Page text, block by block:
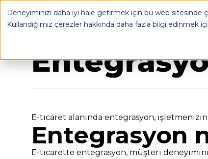
Deneyiminizi daha iyi hale getirmek için bu web sitesinde
Kullandığımız çerezler hakkında daha fazla bilgi edinmek
OPLOG
Geri Dön
E-ticaret alanında entegrasyon, işletmenizin
Entegrasyon
E-ticarette entegrasyon, müşteri